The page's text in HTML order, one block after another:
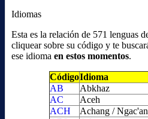
Idiomas
Esta es la relación de 571 lenguas
cliquear sobre su código y te
ese idioma en estos momentos.
CódigoIdioma
AB
Abkhaz
AC
Aceh
ACH
Achang /